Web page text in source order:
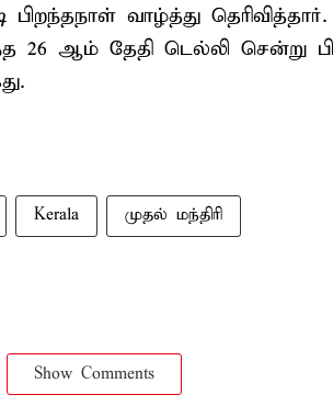
பிறந்தநாள் வாழ்த்து
26 ஆம் தேதி டெல்லி சென்று
Kerala முதல் மந்திரி
Show Comments